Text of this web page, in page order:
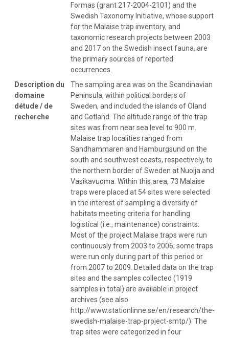
Formas (grant 217-2004-2101) and the
Swedish Taxonomy Initiative, whose support
for the Malaise trap inventory, and
taxonomic research projects between 2003
and 2017 on the Swedish insect fauna, are
the primary sources of reported
occurrences.
Description du
domaine
détude / de
recherche
The sampling area was on the Scandinavian
Peninsula, within political borders of
Sweden, and included the islands of Öland
and Gotland. The altitude range of the trap
sites was from near sea level to 900 m.
Malaise trap localities ranged from
Sandhammaren and Hamburgsund on the
south and southwest coasts, respectively, to
the northern border of Sweden at Nuolja and
Vasikavuoma. Within this area, 73 Malaise
traps were placed at 54 sites were selected
in the interest of sampling a diversity of
habitats meeting criteria for handling
logistical (i.e., maintenance) constraints.
Most of the project Malaise traps were run
continuously from 2003 to 2006; some traps
were run only during part of this period or
from 2007 to 2009. Detailed data on the trap
sites and the samples collected (1919
samples in total) are available in project
archives (see also
http://www.stationlinne.se/en/research/the-
swedish-malaise-trap-project-smtp/). The
trap sites were categorized in four